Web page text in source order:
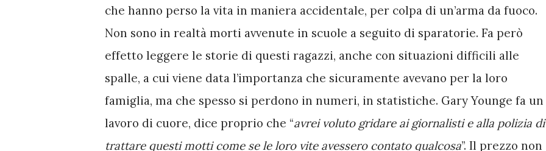
che hanno perso la vita in maniera accidentale, per colpa di un’arma da fuoco.
Non sono in realtà morti avvenute in scuole a seguito di sparatorie. Fa però
effetto leggere le storie di questi ragazzi, anche con situazioni difficili alle
spalle, a cui viene data l’importanza che sicuramente avevano per la loro
famiglia, ma che spesso si perdono in numeri, in statistiche. Gary Younge fa un
lavoro di cuore, dice proprio che “avrei voluto gridare ai giornalisti e alla polizia di
trattare questi motti come se le loro vite avessero contato qualcosa”. Il prezzo non